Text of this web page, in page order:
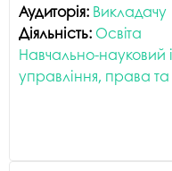
Аудиторія: Викладачу
Діяльність: Освіта
Навчально-науковий
управління, права